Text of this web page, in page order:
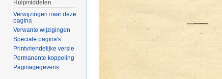
Hulpmiddelen
Verwijzingen naar deze
pagina
Verwante wijzigingen
Speciale pagina's
Printvriendelijke versie
Permanente koppeling
Paginagegevens